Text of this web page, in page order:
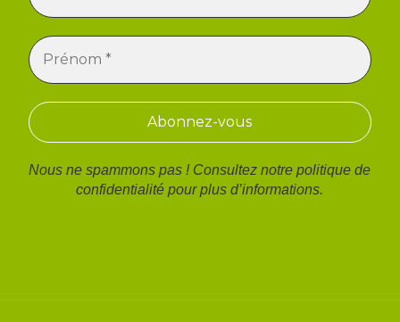
Nous ne spammons pas ! Consultez notrepolitique de
confidentialité pour plus d’informations.